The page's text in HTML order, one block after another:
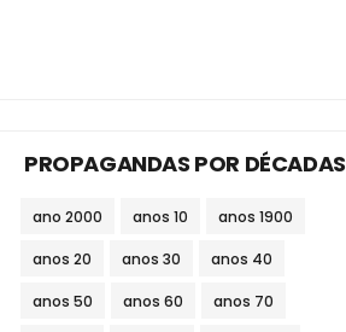
PROPAGANDAS POR DÉCADAS
ano 2000 anos 10 anos 1900
anos 20 anos 30 anos 40
anos 50 anos 60 anos 70